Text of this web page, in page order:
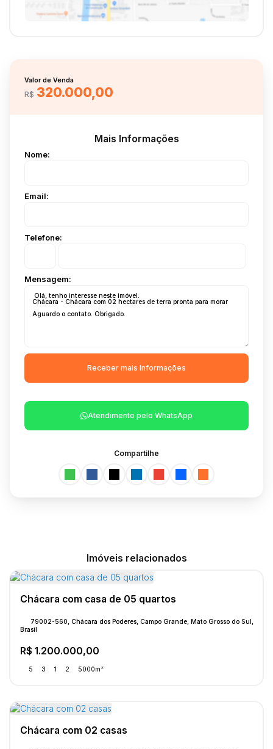
R$ 320.000,00
Valor de Venda
Mais Informações
Nome:
Email:
Telefone:
Mensagem:
Atendimento pelo WhatsApp
Compartilhe
Imóveis relacionados
Chácara com casa de 05 quartos
R$ 1.200.000,00
79002-560, Chácara dos Poderes, Campo Grande, Mato Grosso do Sul,
Brasil
5 3 1 2 5000m²
Chácara com 02 casas